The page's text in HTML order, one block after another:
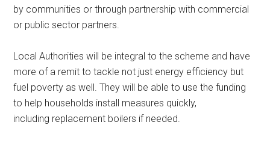
by communities or through partnership with commercial
or public sector partners.
Local Authorities will be integral to the scheme and have
more of a remit to tackle not just energy efficiency but
fuel poverty as well. They will be able to use the funding
to help households install measures quickly,
including replacement boilers if needed.